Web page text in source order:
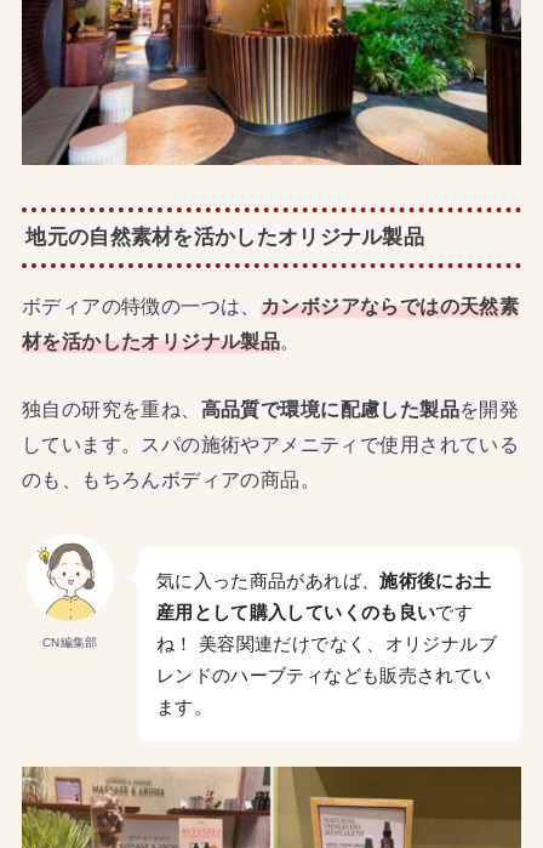
地元の自然素材を活かしたオリジナル製品
ボディアの特徴の一つは、 カンボジアならではの天然素
材を活かしたオリジナル製品。
独自の研究を重ね、 高品質で環境に配慮した製品を開発
しています。スパの施術やアメニティで使用されている
のも、もちろんボディアの商品。
CN編集部
気に入った商品があれば、施術後にお土
産用として購入していくのも良いです
ね！ 美容関連だけでなく、オリジナルブ
レンドのハーブティなども販売されてい
ます。